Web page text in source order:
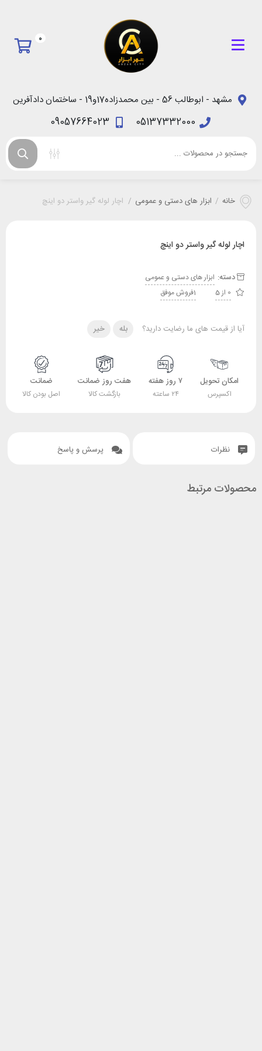
0
مشهد - ابوطالب 56 - بین محمدزاده17و19 - ساختمان دادآفرین
05137332000
09057664023
خانه / ابزار های دستی و عمومی / اچار لوله گیر واستر دو اینچ
اچار لوله گیر واستر دو اینچ
دسته: ابزار های دستی و عمومی
0 از 5
1فروش موفق
آیا از قیمت های ما رضایت دارید؟ بله خیر
امکان تحویل
اکسپرس
۷ روز هفته
۲۴ ساعته
هفت روز ضمانت
بازگشت کالا
ضمانت
اصل بودن کالا
نظرات پرسش و پاسخ
محصولات مرتبط